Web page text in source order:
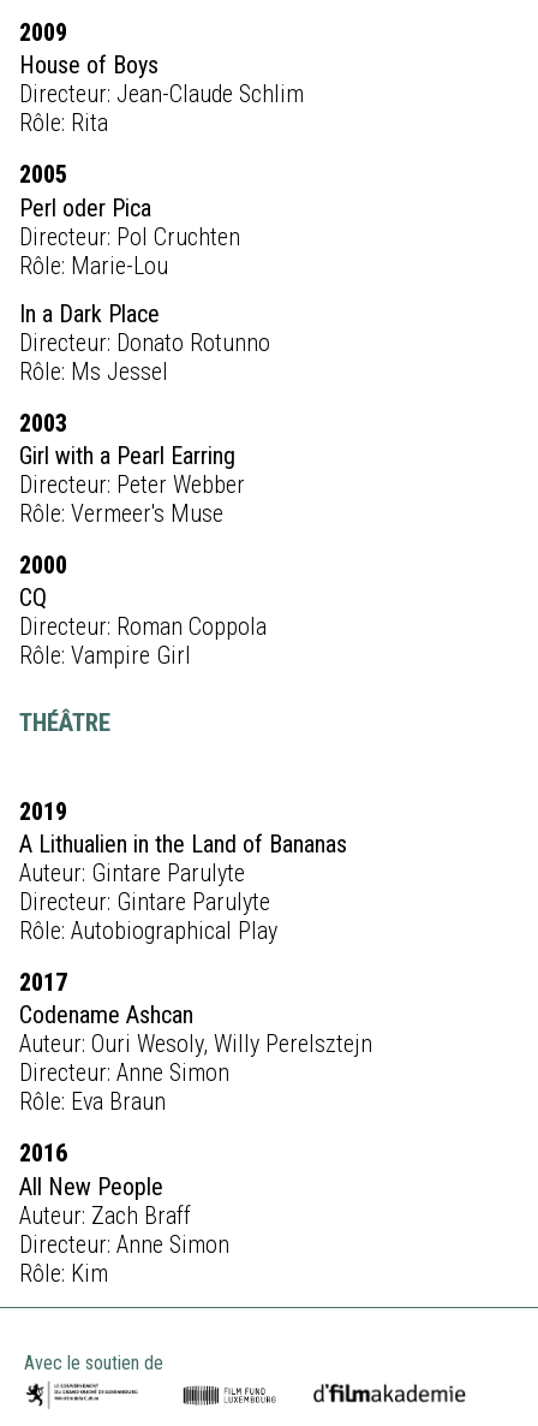
2009
House of Boys
Directeur: Jean-Claude Schlim
Rôle: Rita
2005
Perl oder Pica
Directeur: Pol Cruchten
Rôle: Marie-Lou
In a Dark Place
Directeur: Donato Rotunno
Rôle: Ms Jessel
2003
Girl with a Pearl Earring
Directeur: Peter Webber
Rôle: Vermeer's Muse
2000
CQ
Directeur: Roman Coppola
Rôle: Vampire Girl
THÉÂTRE
2019
A Lithualien in the Land of Bananas
Auteur: Gintare Parulyte
Directeur: Gintare Parulyte
Rôle: Autobiographical Play
2017
Codename Ashcan
Auteur: Ouri Wesoly, Willy Perelsztejn
Directeur: Anne Simon
Rôle: Eva Braun
2016
All New People
Auteur: Zach Braff
Directeur: Anne Simon
Rôle: Kim
Avec le soutien de